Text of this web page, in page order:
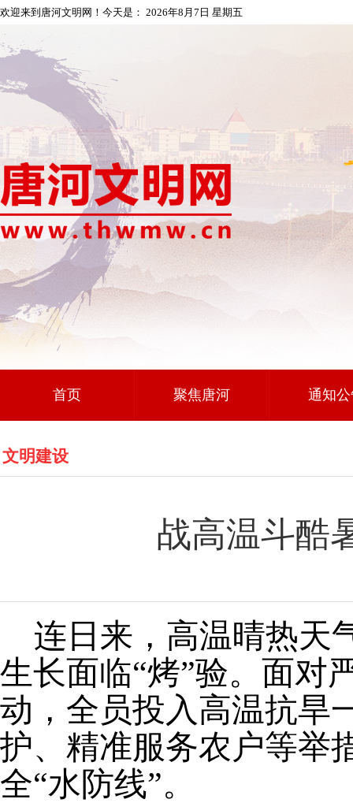
欢迎来到唐河文明网！今天是： 2026年8月7日 星期五
首页 聚焦唐河 通知
文明建设
战高温斗酷
连日来，高温晴热天
生长面临“烤”验。面对
动，全员投入高温抗旱
护、精准服务农户等举
全“水防线”。